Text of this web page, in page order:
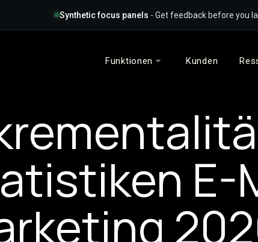
Synthetic focus panels - Get feedback before you
Funktionen Kunden
E-